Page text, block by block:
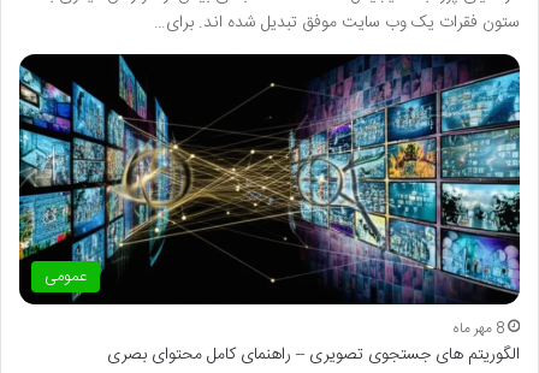
ستون فقرات یک وب سایت موفق تبدیل شده اند. برای…
عمومی
8 مهر ماه
الگوریتم های جستجوی تصویری – راهنمای کامل محتوای بصری